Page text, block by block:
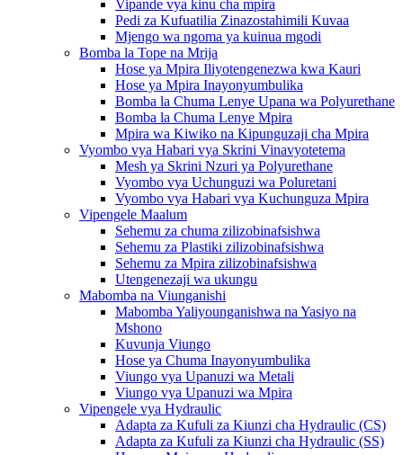
Vipande vya kinu cha mpira
Pedi za Kufuatilia Zinazostahimili Kuvaa
Mjengo wa ngoma ya kuinua mgodi
Bomba la Tope na Mrija
Hose ya Mpira Iliyotengenezwa kwa Kauri
Hose ya Mpira Inayonyumbulika
Bomba la Chuma Lenye Upana wa Polyurethane
Bomba la Chuma Lenye Mpira
Mpira wa Kiwiko na Kipunguzaji cha Mpira
Vyombo vya Habari vya Skrini Vinavyotetema
Mesh ya Skrini Nzuri ya Polyurethane
Vyombo vya Uchunguzi wa Poluretani
Vyombo vya Habari vya Kuchunguza Mpira
Vipengele Maalum
Sehemu za chuma zilizobinafsishwa
Sehemu za Plastiki zilizobinafsishwa
Sehemu za Mpira zilizobinafsishwa
Utengenezaji wa ukungu
Mabomba na Viunganishi
Mabomba Yaliyounganishwa na Yasiyo na
Mshono
Kuvunja Viungo
Hose ya Chuma Inayonyumbulika
Viungo vya Upanuzi wa Metali
Viungo vya Upanuzi wa Mpira
Vipengele vya Hydraulic
Adapta za Kufuli za Kiunzi cha Hydraulic (CS)
Adapta za Kufuli za Kiunzi cha Hydraulic (SS)